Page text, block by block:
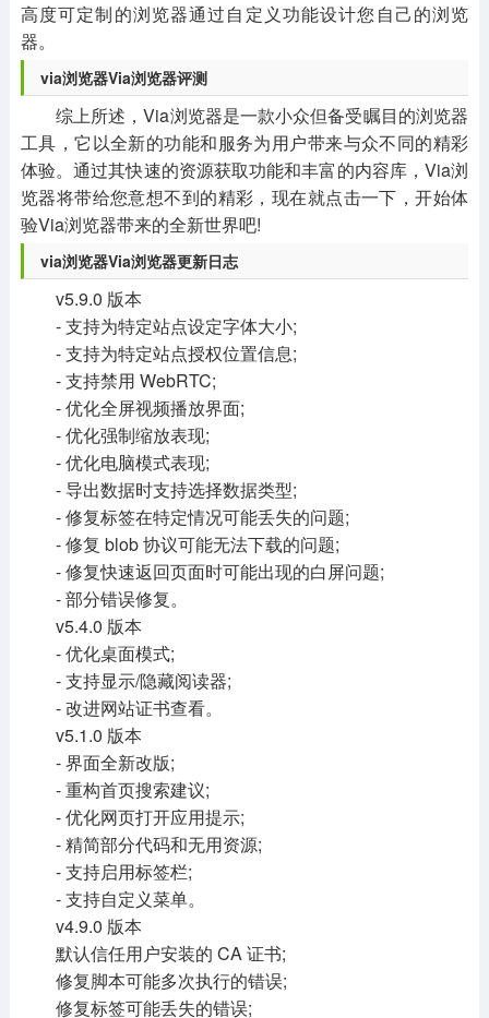
高度可定制的浏览器通过自定义功能设计您自己的浏览
器。
via浏览器Via浏览器评测
综上所述，Via浏览器是一款小众但备受瞩目的浏览器
工具，它以全新的功能和服务为用户带来与众不同的精彩
体验。通过其快速的资源获取功能和丰富的内容库，Via浏
览器将带给您意想不到的精彩，现在就点击一下，开始体
验Via浏览器带来的全新世界吧!
via浏览器Via浏览器更新日志
v5.9.0 版本
- 支持为特定站点设定字体大小;
- 支持为特定站点授权位置信息;
- 支持禁用 WebRTC;
- 优化全屏视频播放界面;
- 优化强制缩放表现;
- 优化电脑模式表现;
- 导出数据时支持选择数据类型;
- 修复标签在特定情况可能丢失的问题;
- 修复 blob 协议可能无法下载的问题;
- 修复快速返回页面时可能出现的白屏问题;
- 部分错误修复。
v5.4.0 版本
- 优化桌面模式;
- 支持显示/隐藏阅读器;
- 改进网站证书查看。
v5.1.0 版本
- 界面全新改版;
- 重构首页搜索建议;
- 优化网页打开应用提示;
- 精简部分代码和无用资源;
- 支持启用标签栏;
- 支持自定义菜单。
v4.9.0 版本
默认信任用户安装的 CA 证书;
修复脚本可能多次执行的错误;
修复标签可能丢失的错误;